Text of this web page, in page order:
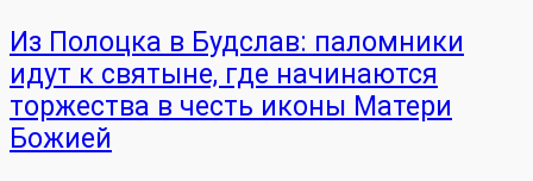
Из Полоцка в Будслав: паломники
идут к святыне, где начинаются
торжества в честь иконы Матери
Божией